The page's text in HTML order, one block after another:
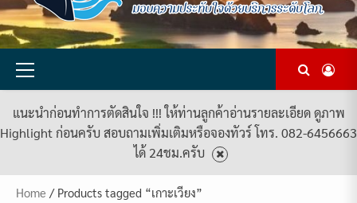
ทัวร์
Primary
แนะนำก่อนทำการตัดสินใจ !!! ให้ท่านลูกค้าอ่านรายละเอียด ดูภาพ
Highlight ก่อนครับ สอบถามเพิ่มเติมหรือจองทัวร์ โทร. 082-6456663
ได้ 24ชม.ครับ
Home / Products tagged “เกาะเวียง”